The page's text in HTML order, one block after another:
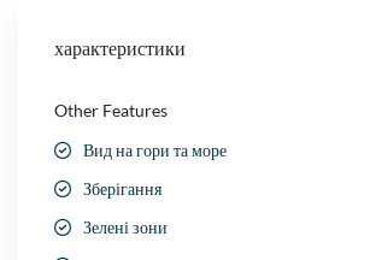
характеристики
Other Features
Вид на гори та море
Зберігання
Зелені зони